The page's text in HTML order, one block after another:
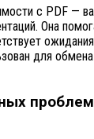
с PDF —
Она
для
проблем